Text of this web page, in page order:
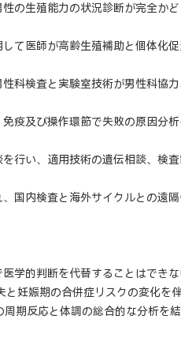
の生殖能力の状況診断が完全か
て医師が高齢生殖補助と個体化
科検査と実験室技術が男性科協
疫及び操作環節で失敗の原因分
行い、適用技術の遺伝相談、検
国内検査と海外サイクルとの遠
学的判断を代替することはでき
妊娠期の合併症リスクの変化を
期反応と体調の総合的な分析を結